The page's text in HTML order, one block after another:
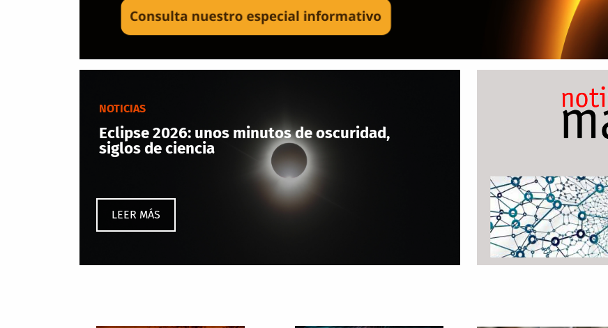
NOTICIAS
Eclipse 2026: unos minutos de oscuridad,
siglos de ciencia
LEER MÁS